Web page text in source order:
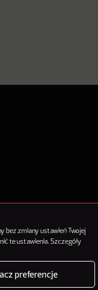
bez zmiany ustawień Twojej
te ustawienia. Szczegóły
preferencje